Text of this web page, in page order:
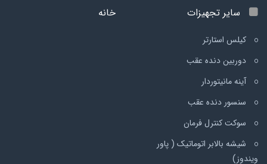
سایر تجهیزات
کیلس استارتر
دوربین دنده عقب
آینه مانیتوردار
سنسور دنده عقب
سوکت کنترل فرمان
شیشه بالابر اتوماتیک ( پاور
ویندوز)
خانه